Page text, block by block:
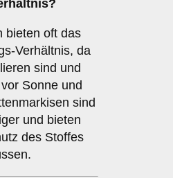
bieten oft das
Verhältnis, da
sind und
Sonne und
sind
und bieten
des Stoffes